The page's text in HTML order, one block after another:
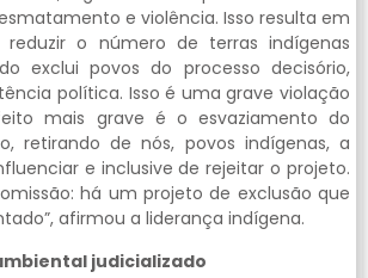
e violência. Isso resulta em
reduzir o número de terras indígenas
exclui povos do processo decisório,
política. Isso é uma grave violação
mais grave é o esvaziamento do
retirando de nós, povos indígenas, a
e inclusive de rejeitar o projeto.
há um projeto de exclusão que
afirmou a liderança indígena.
judicializado